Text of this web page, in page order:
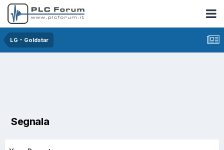
LG - Goldstar
Segnala